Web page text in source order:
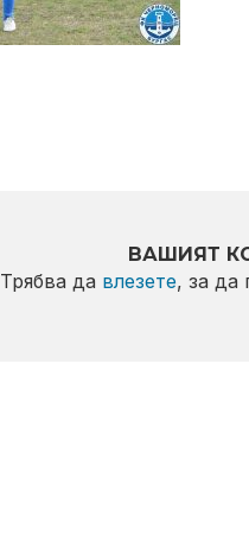
ВАШИЯТ
Трябва да влезете, за да